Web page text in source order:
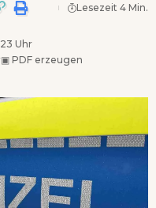
Uhr
▣ PDF erzeugen
Lesezeit 4 Min.